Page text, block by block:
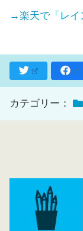
→楽天で「レイ
カテゴリー：